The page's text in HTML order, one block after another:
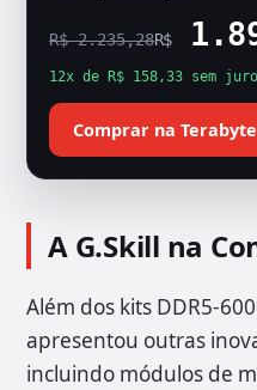
R$ 2.235,28R$
12x de R$ 158,33 sem
Comprar na
A G.Skill na
Além dos kits DDR5-
apresentou outras
incluindo módulos de